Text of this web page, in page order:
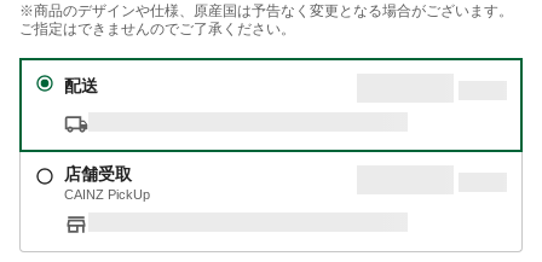
※商品のデザインや仕様、原産国は予告なく変更となる場合がございます。
ご指定はできませんのでご了承ください。
配送
店舗受取
CAINZ PickUp